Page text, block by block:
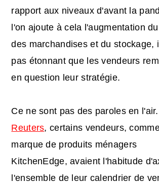
rapport aux niveaux d'avant la
l'on ajoute à cela l'augmentation
des marchandises et du stockage,
pas étonnant que les vendeurs
en question leur stratégie.
Ce ne sont pas des paroles en
Reuters, certains vendeurs,
marque de produits ménagers
KitchenEdge, avaient l'habitude
l'ensemble de leur calendrier de